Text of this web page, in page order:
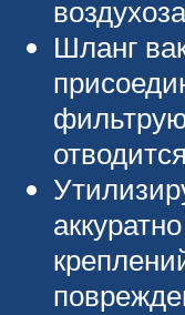
Шланг